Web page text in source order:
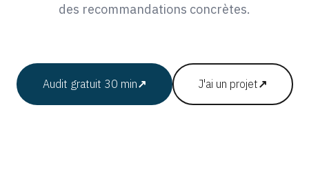
des recommandations concrètes.
Audit gratuit 30 min↗ J'ai un projet↗